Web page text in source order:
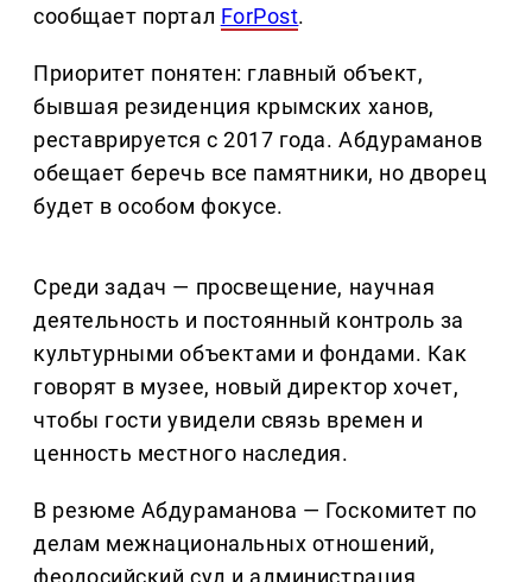
сообщает портал ForPost.
Приоритет понятен: главный объект,
бывшая резиденция крымских ханов,
реставрируется с 2017 года. Абдураманов
обещает беречь все памятники, но дворец
будет в особом фокусе.
Среди задач — просвещение, научная
деятельность и постоянный контроль за
культурными объектами и фондами. Как
говорят в музее, новый директор хочет,
чтобы гости увидели связь времен и
ценность местного наследия.
В резюме Абдураманова — Госкомитет по
делам межнациональных отношений,